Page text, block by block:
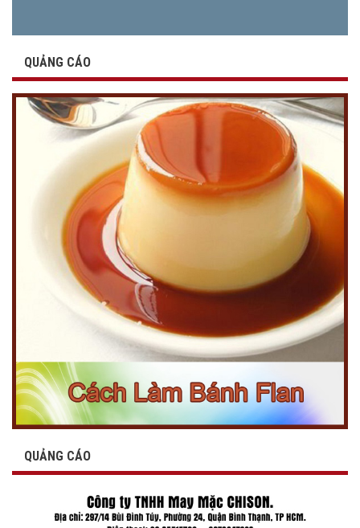
QUẢNG CÁO
QUẢNG CÁO